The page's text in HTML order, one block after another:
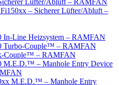
Lüfter/Abluft – RAMFAN
– Sicherer Lüfter/Abluft –
In-Line Heizsystem – RAMFAN
Turbo-Couple™ – RAMFAN
Couple™ – RAMFAN
M.E.D.™ – Manhole Entry Device
M.E.D.™ – Manhole Entry